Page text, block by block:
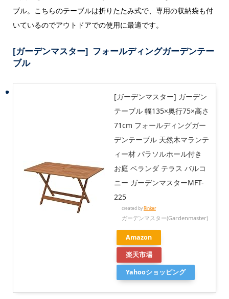
ブル。こちらのテーブルは折りたたみ式で、専用の収納袋も付
いているのでアウトドアでの使用に最適です。
[ガーデンマスター] フォールディングガーデンテー
ブル
[ガーデンマスター] ガーデン
テーブル 幅135×奥行75×高さ
71cm フォールディングガー
デンテーブル 天然木マランテ
ィー材 パラソルホール付き
お庭 ベランダ テラス バルコ
ニー ガーデンマスターMFT-
225
created byRinker
ガーデンマスター(Gardenmaster)
Amazon
楽天市場
Yahooショッピング